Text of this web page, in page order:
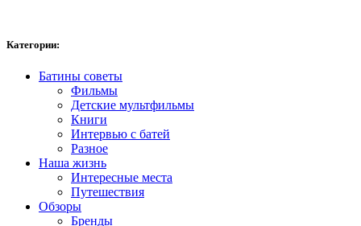
Категории:
Батины советы
Фильмы
Детские мультфильмы
Книги
Интервью с батей
Разное
Наша жизнь
Интересные места
Путешествия
Обзоры
Бренды